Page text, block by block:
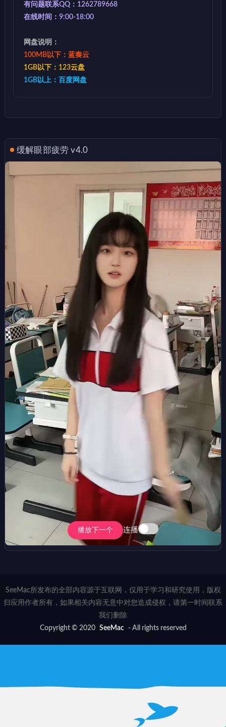
有问题联系QQ：1262789668
在线时间：9:00-18:00
网盘说明：
100MB以下：蓝奏云
1GB以下：123云盘
1GB以上：百度网盘
缓解眼部疲劳 v4.0
播放下一个 连播
SeeMac所发布的全部内容源于互联网，仅用于学习和研究使用，版权
归应用作者所有，如果相关内容无意中对您造成侵权，请第一时间联系
我们删除
Copyright © 2020 SeeMac - All rights reserved